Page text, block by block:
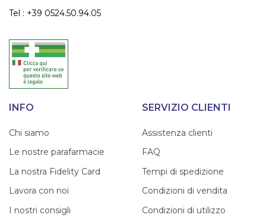
Tel : +39 0524.50.94.05
INFO
Chi siamo
Le nostre parafarmacie
La nostra Fidelity Card
Lavora con noi
I nostri consigli
SERVIZIO CLIENTI
Assistenza clienti
FAQ
Tempi di spedizione
Condizioni di vendita
Condizioni di utilizzo